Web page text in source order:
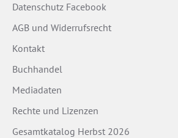
Datenschutz Facebook
AGB und Widerrufsrecht
Kontakt
Buchhandel
Mediadaten
Rechte und Lizenzen
Gesamtkatalog Herbst 2026